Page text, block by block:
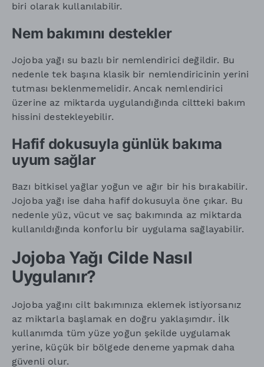
biri olarak kullanılabilir.
Nem bakımını destekler
Jojoba yağı su bazlı bir nemlendirici değildir. Bu
nedenle tek başına klasik bir nemlendiricinin yerini
tutması beklenmemelidir. Ancak nemlendirici
üzerine az miktarda uygulandığında ciltteki bakım
hissini destekleyebilir.
Hafif dokusuyla günlük bakıma
uyum sağlar
Bazı bitkisel yağlar yoğun ve ağır bir his bırakabilir.
Jojoba yağı ise daha hafif dokusuyla öne çıkar. Bu
nedenle yüz, vücut ve saç bakımında az miktarda
kullanıldığında konforlu bir uygulama sağlayabilir.
Jojoba Yağı Cilde Nasıl
Uygulanır?
Jojoba yağını cilt bakımınıza eklemek istiyorsanız
az miktarla başlamak en doğru yaklaşımdır. İlk
kullanımda tüm yüze yoğun şekilde uygulamak
yerine, küçük bir bölgede deneme yapmak daha
güvenli olur.